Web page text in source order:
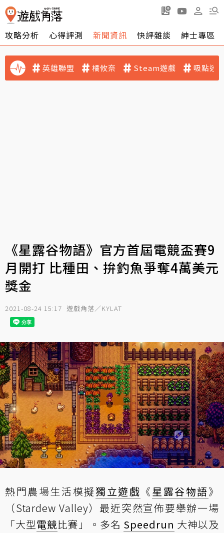
攻略分析 心得評測 新聞資訊 快評雜談 紳士專區
英雄聯盟 橘攸奈 Steam遊戲 吸點迷
《星露谷物語》官方首屆電競盃賽9
月開打 比種田、拚釣魚爭奪4萬美元
獎金
2021-08-24 15:17 遊戲角落／KYLAT
熱門農場生活模擬獨立遊戲 《星露谷物語》
（Stardew Valley）最近突然宣佈要舉辦一場
「大型電競比賽」。多名 Speedrun 大神以及